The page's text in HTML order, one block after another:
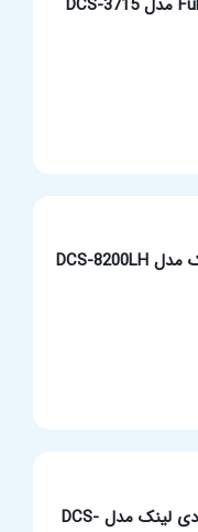
دوربین تحت شبکه بی سیم N دی لینک مدل DCS-